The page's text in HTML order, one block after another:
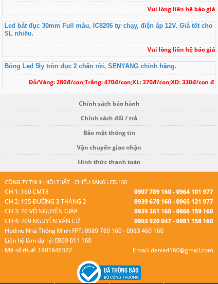
Vui lòng liên hệ báo giá
Led bát đục 30mm Full màu, IC8206 tự chạy, điện áp 12V. Giá tốt cho
SL nhiều.
Vui lòng liên hệ báo giá
Bóng Led 5ly tròn đục 2 chân rời, SENYANG chính hãng.
Đỏ/Vàng: 280đ/con;Trắng: 470đ/con;XL: 370đ/con;XD: 330đ/con đ
Chính sách bảo hành
Chính sách đổi / trả
Bảo mật thông tin
Vận chuyển giao nhận
Hình thức thanh toán
CÔNG TY TNHH NỘI THẤT - CHIẾU SÁNG LED.160
CH 1: 160 CMT8
0907 789 160 - 0964 101 977
CH 2: 195 ĐƯỜNG 3 THÁNG 2
0939 678 160 - 0965 121 977
CH 3: 70 VÕ NGUYÊN GIÁP
0939 361 160 - 0866 159 160
CH 4: 709 NGUYỄN VĂN CỪ
0903 920 047 - 0981 158 160
Hotline Nhà Thông Minh FPT: 0989 789 160 - 0983 460 160
Liên hệ làm đại lý: 0869 611 160
Mã số thuế: 1801646372
Email: denled160@gmail.com